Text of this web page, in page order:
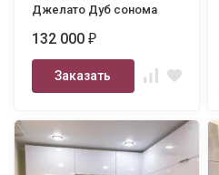
Джелато Дуб сонома
132 000₽
Заказать